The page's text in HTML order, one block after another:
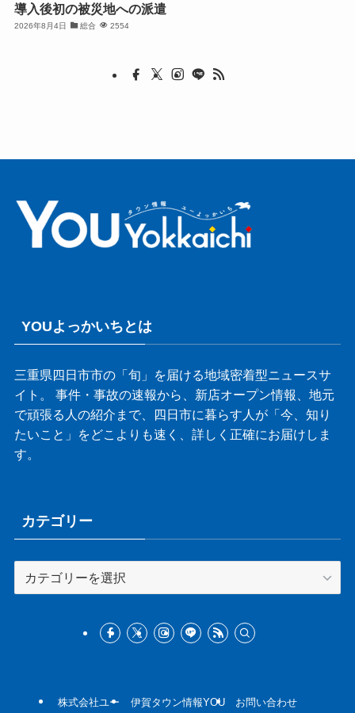
導入後初の被災地への派遣
2026年8月4日 総合 2554
YOUよっかいちとは
三重県四日市市の「旬」を届ける地域密着型ニュースサ
イト。 事件・事故の速報から、新店オープン情報、地元
で頑張る人の紹介まで、四日市に暮らす人が「今、知り
たいこと」をどこよりも速く、詳しく正確にお届けしま
す。
カテゴリー
株式会社ユー 伊賀タウン情報YOU お問い合わせ